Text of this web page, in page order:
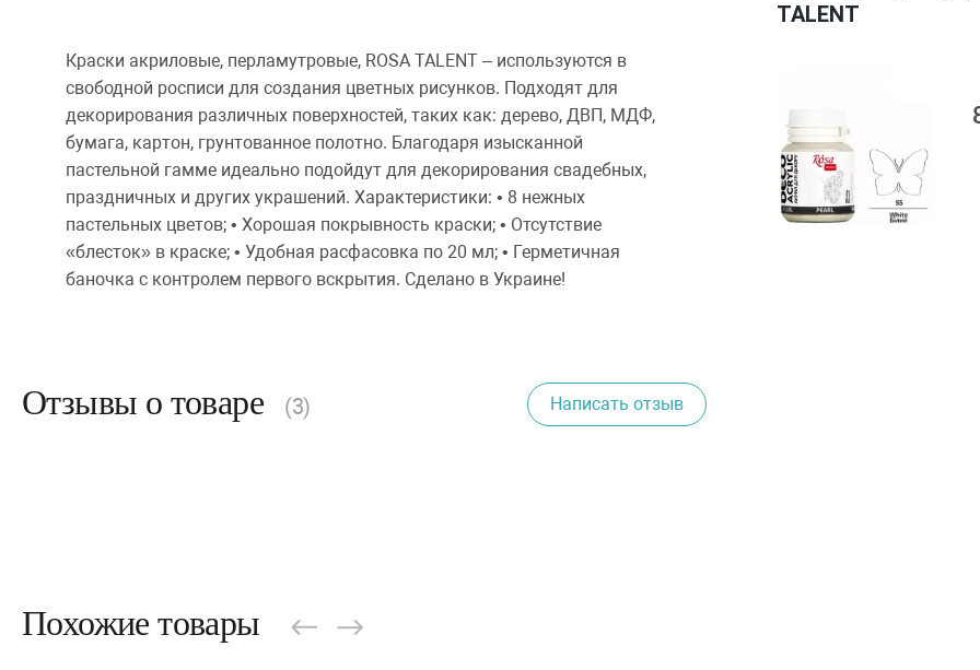
Краски акриловые, перламутровые, ROSA TALENT – используются в
свободной росписи для создания цветных рисунков. Подходят для
декорирования различных поверхностей, таких как: дерево, ДВП, МДФ,
бумага, картон, грунтованное полотно. Благодаря изысканной
пастельной гамме идеально подойдут для декорирования свадебных,
праздничных и других украшений. Характеристики: • 8 нежных
пастельных цветов; • Хорошая покрывность краски; • Отсутствие
«блесток» в краске; • Удобная расфасовка по 20 мл; • Герметичная
баночка с контролем первого вскрытия. Сделано в Украине!
Отзывы о товаре (3) Написать отзыв
TALENT
Похожие товары